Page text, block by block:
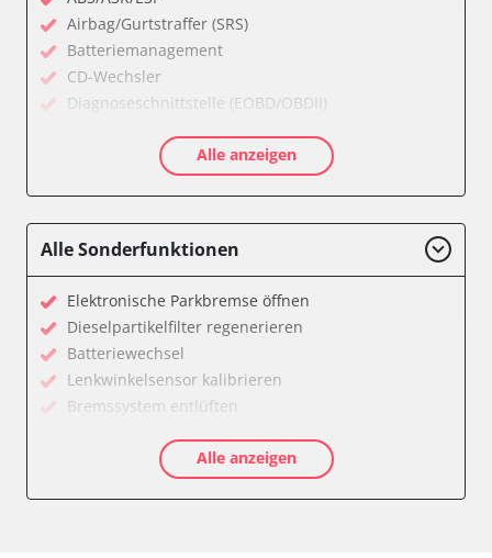
Airbag/Gurtstraffer (SRS)
Batteriemanagement
CD-Wechsler
Diagnoseschnittstelle (EOBD/OBDII)
Diesel Additiv-System
Drehzahlanzeige
Fahrzeug Stabilitätskontrolle (VSC)
Feststellbremse (EPB / SBC)
Getriebesteuerung
Gurtkontrollleuchten
Informationsanzeige
Karosseriesteuerung
Kombiinstrument
Lenksäuleneinheit
Alle anzeigen
Alle Sonderfunktionen
Elektronische Parkbremse öffnen
Dieselpartikelfilter regenerieren
Batteriewechsel
Lenkwinkelsensor kalibrieren
Bremssystem entlüften
AGR Ventil anlernen
Luftmassenmesser anlernen
Alle anzeigen